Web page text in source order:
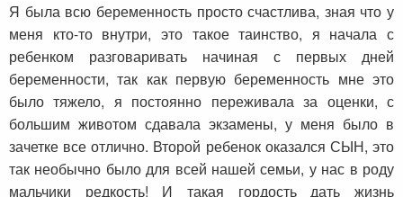
Я была всю беременность просто счастлива, зная что у
меня кто-то внутри, это такое таинство, я начала с
ребенком разговаривать начиная с первых дней
беременности, так как первую беременность мне это
было тяжело, я постоянно переживала за оценки, с
большим животом сдавала экзамены, у меня было в
зачетке все отлично. Второй ребенок оказался СЫН, это
так необычно было для всей нашей семьи, у нас в роду
мальчики редкость! И такая гордость дать жизнь